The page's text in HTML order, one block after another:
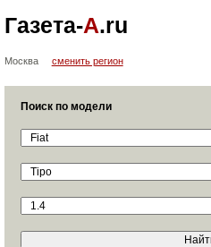
Газета-А.ru
Москва сменить регион
Поиск по модели